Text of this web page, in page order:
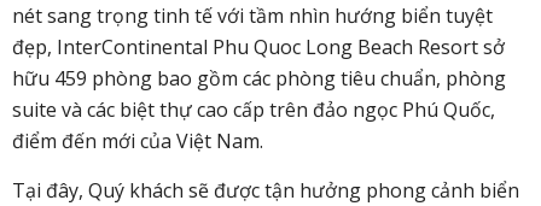
nét sang trọng tinh tế với tầm nhìn hướng biển tuyệt
đẹp, InterContinental Phu Quoc Long Beach Resort sở
hữu 459 phòng bao gồm các phòng tiêu chuẩn, phòng
suite và các biệt thự cao cấp trên đảo ngọc Phú Quốc,
điểm đến mới của Việt Nam.
Tại đây, Quý khách sẽ được tận hưởng phong cảnh biển